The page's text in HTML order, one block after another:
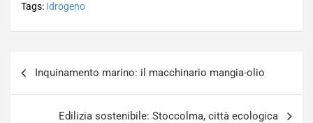
Tags: Idrogeno
articoli
Inquinamento marino: il macchinario mangia-olio
Edilizia sostenibile: Stoccolma, città ecologica